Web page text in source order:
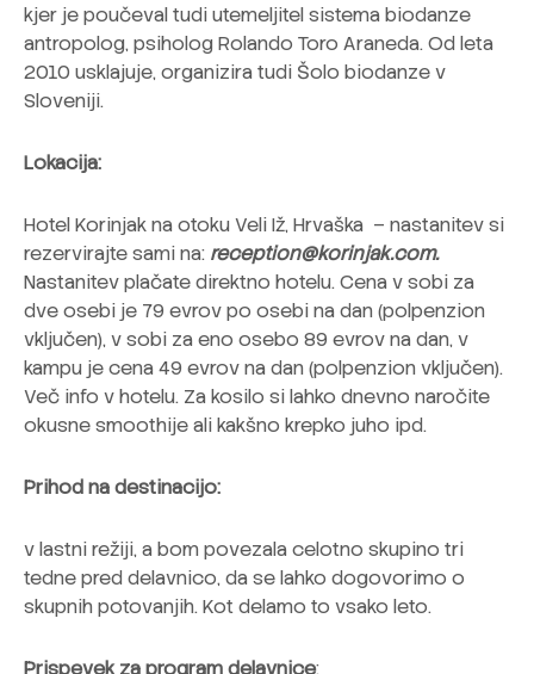
kjer je poučeval tudi utemeljitel sistema biodanze
antropolog, psiholog Rolando Toro Araneda. Od leta
2010 usklajuje, organizira tudi Šolo biodanze v
Sloveniji.
Lokacija:
Hotel Korinjak na otoku Veli Iž, Hrvaška – nastanitev si
rezervirajte sami na: reception@korinjak.com.
Nastanitev plačate direktno hotelu. Cena v sobi za
dve osebi je 79 evrov po osebi na dan (polpenzion
vključen), v sobi za eno osebo 89 evrov na dan, v
kampu je cena 49 evrov na dan (polpenzion vključen).
Več info v hotelu. Za kosilo si lahko dnevno naročite
okusne smoothije ali kakšno krepko juho ipd.
Prihod na destinacijo:
v lastni režiji, a bom povezala celotno skupino tri
tedne pred delavnico, da se lahko dogovorimo o
skupnih potovanjih. Kot delamo to vsako leto.
Prispevek za program delavnice: